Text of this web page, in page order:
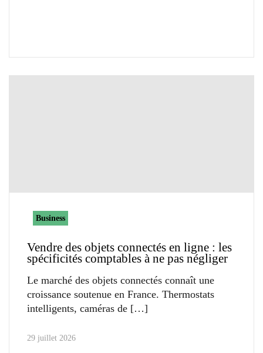
Business
Vendre des objets connectés en ligne : les
spécificités comptables à ne pas négliger
Le marché des objets connectés connaît une
croissance soutenue en France. Thermostats
intelligents, caméras de
29 juillet 2026